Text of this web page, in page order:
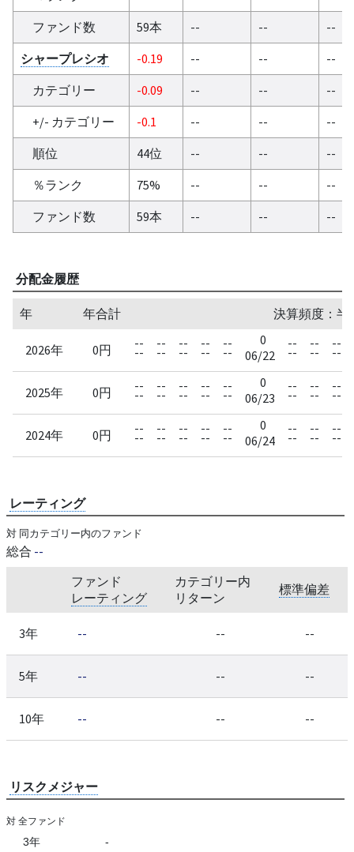
ファンド数
59本 -- --
--
シャープレシオ
-0.19 -- --
--
カテゴリー
-0.09 -- --
--
+/- カテゴリー
-0.1 -- --
--
順位
44位 -- --
--
％ランク
75% -- --
--
ファンド数
59本 -- -- --
分配金履歴
年 年合計 決算頻度：半
2026年 0円 --
--
--
--
--
--
--
--
--
--
0
06/22
--
--
--
--
--
--
2025年 0円 --
--
--
--
--
--
--
--
--
--
0
06/23
--
--
--
--
--
--
2024年 0円 --
--
--
--
--
--
--
--
--
--
0
06/24
--
--
--
--
--
--
レーティング
対 同カテゴリー内のファンド
総合 --
ファンド
レーティング
カテゴリー内
リターン
標準偏差
3年 -- -- --
5年 -- -- --
10年 -- -- --
リスクメジャー
対 全ファンド
3年 -